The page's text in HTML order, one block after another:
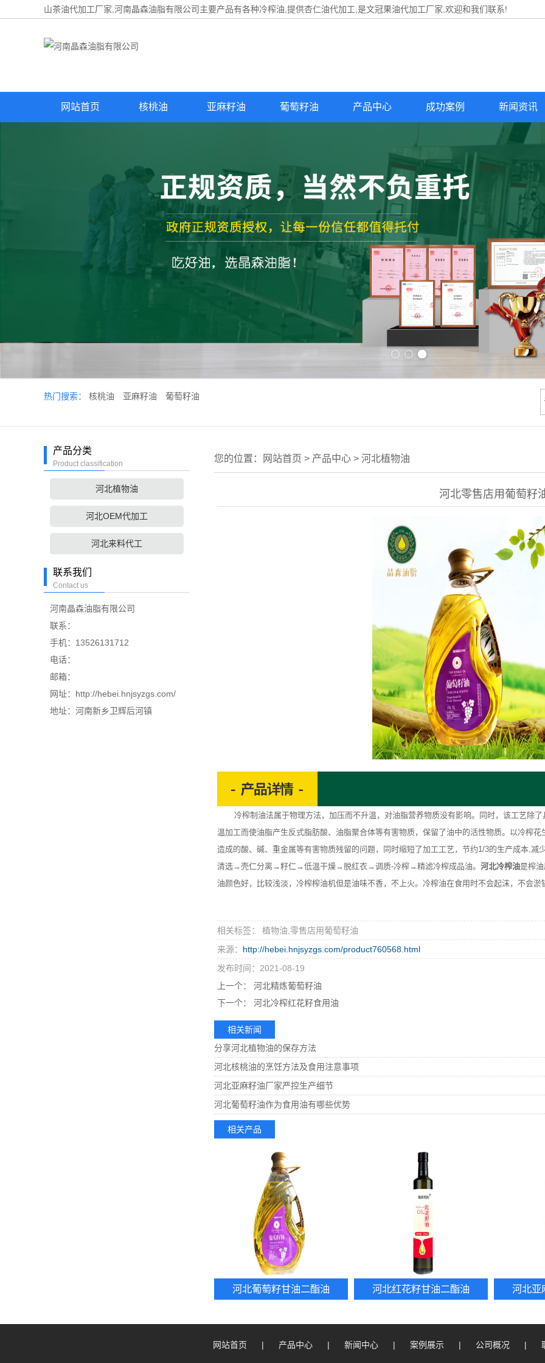
山茶油代加工厂家,河南晶森油脂有限公司主要产品有各种冷榨油,提供杏仁油代加工 ,是文冠果油代加工厂家,欢迎和我们联系!
网站首页 核桃油 亚麻籽油 葡萄籽油 产品中心 成功案例 新闻资讯
热门搜索： 核桃油 亚麻籽油 葡萄籽油
产品分类
Product classification
河北植物油
河北OEM代加工
河北来料代工
联系我们
Contact us
河南晶森油脂有限公司
联系：
手机：13526131712
电话：
邮箱：
网址：http://hebei.hnjsyzgs.com/
地址：河南新乡卫辉后河镇
您的位置： 网站首页 > 产品中心 > 河北植物油
河北零售店用葡萄籽
冷榨制油法属于物理方法，加压而不升温，对油脂营养物质没有影响。同时，该工艺除了
温加工而使油脂产生反式脂肪酸、油脂聚合体等有害物质，保留了油中的活性物质。以冷榨
造成的酸、碱、重金属等有害物质残留的问题，同时缩短了加工工艺，节约1/3的生产成本,
清选→壳仁分离→籽仁→低温干燥→脱红衣→调质-冷榨→精滤冷榨成品油。 河北冷榨油是榨
油颜色好，比较浅淡，冷榨榨油机但是油味不香，不上火。冷榨油在食用时不会起沫，不会淤
相关标签： 植物油,零售店用葡萄籽油
来源： http://hebei.hnjsyzgs.com/product760568.html
发布时间：2021-08-19
上一个：
河北精炼葡萄籽油
下一个：
河北冷榨红花籽食用油
相关新闻
分享河北植物油的保存方法
河北核桃油的烹饪方法及食用注意事项
河北亚麻籽油厂家严控生产细节
河北葡萄籽油作为食用油有哪些优势
相关产品
河北葡萄籽甘油二酯油 河北红花籽甘油二酯油 河北亚
网站首页 | 产品中心 | 新闻中心 | 案例展示 | 公司概况 |